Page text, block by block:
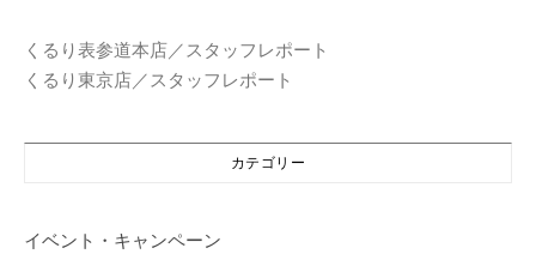
くるり表参道本店／スタッフレポート
くるり東京店／スタッフレポート
カテゴリー
イベント・キャンペーン